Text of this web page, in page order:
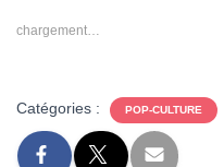
chargement…
Catégories : POP-CULTURE